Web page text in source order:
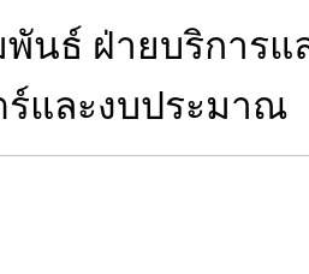
นธ์ ฝ่ายบริการแ
และงบประมาณ